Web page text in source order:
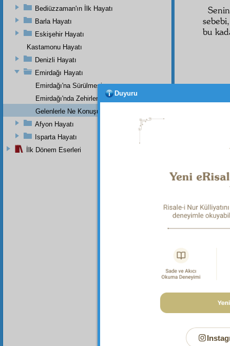
bu
Bu
Bediüzzaman'ın İlk Hayatı
Barla Hayatı
Eskişehir Hayatı
Kastamonu Hayatı
Denizli Hayatı
Emirdağı Hayatı
Emirdağı'na Sürülmesi
Emirdağı'nda Zehirlenmesi
Gelenlerle Ne Konuşurdu?
Afyon Hayatı
Isparta Hayatı
İlk Dönem Eserleri
Duyuru